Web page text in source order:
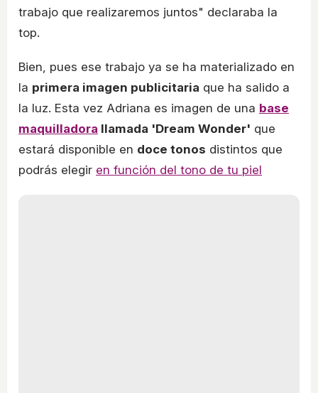
trabajo que realizaremos juntos" declaraba la
top.
Bien, pues ese trabajo ya se ha materializado en
la primera imagen publicitaria que ha salido a
la luz. Esta vez Adriana es imagen de una base
maquilladora llamada 'Dream Wonder' que
estará disponible en doce tonos distintos que
podrás elegir en función del tono de tu piel